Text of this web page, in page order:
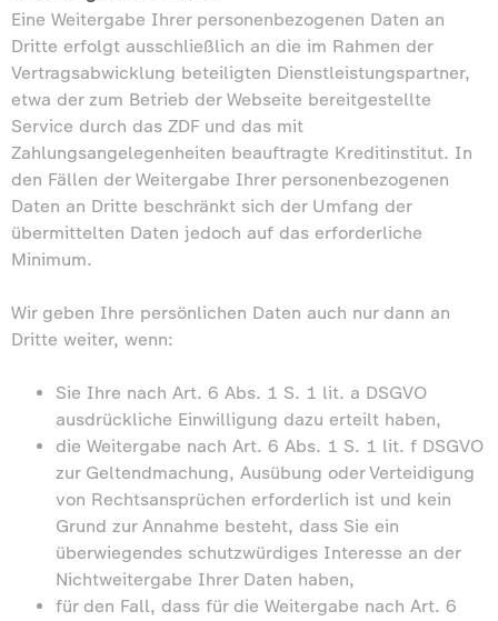
Eine Weitergabe Ihrer personenbezogenen Daten an
Dritte erfolgt ausschließlich an die im Rahmen der
Vertragsabwicklung beteiligten Dienstleistungspartner,
etwa der zum Betrieb der Webseite bereitgestellte
Service durch das ZDF und das mit
Zahlungsangelegenheiten beauftragte Kreditinstitut. In
den Fällen der Weitergabe Ihrer personenbezogenen
Daten an Dritte beschränkt sich der Umfang der
übermittelten Daten jedoch auf das erforderliche
Minimum.
Wir geben Ihre persönlichen Daten auch nur dann an
Dritte weiter, wenn:
Sie Ihre nach Art. 6 Abs. 1 S. 1 lit. a DSGVO
ausdrückliche Einwilligung dazu erteilt haben,
die Weitergabe nach Art. 6 Abs. 1 S. 1 lit. f DSGVO
zur Geltendmachung, Ausübung oder Verteidigung
von Rechtsansprüchen erforderlich ist und kein
Grund zur Annahme besteht, dass Sie ein
überwiegendes schutzwürdiges Interesse an der
Nichtweitergabe Ihrer Daten haben,
für den Fall, dass für die Weitergabe nach Art. 6